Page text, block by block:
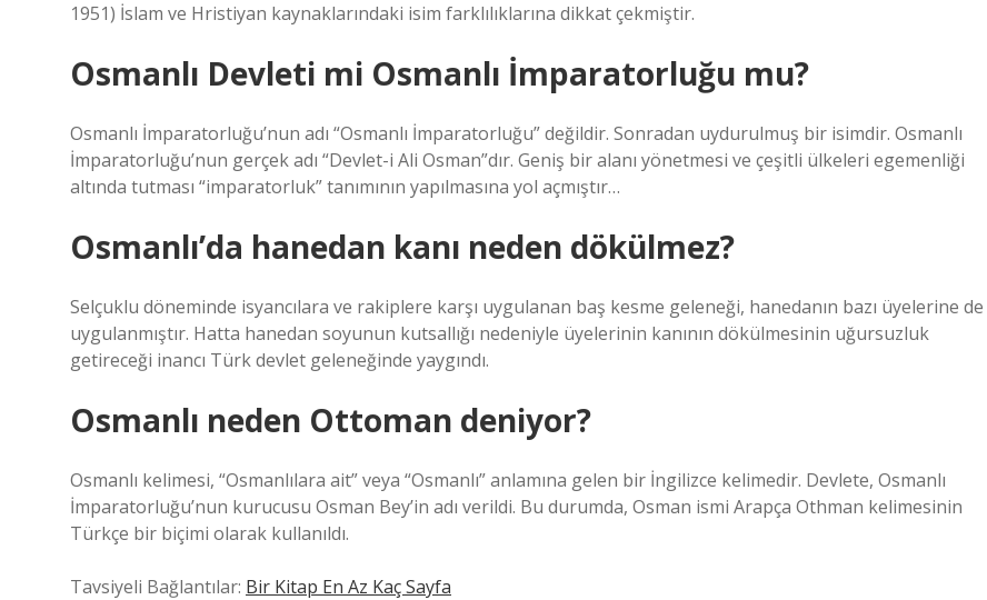
1951) İslam ve Hristiyan kaynaklarındaki isim farklılıklarına dikkat çekmiştir.
Osmanlı Devleti mi Osmanlı İmparatorluğu mu?
Osmanlı İmparatorluğu’nun adı “Osmanlı İmparatorluğu” değildir. Sonradan uydurulmuş bir isimdir. Osmanlı
İmparatorluğu’nun gerçek adı “Devlet-i Ali Osman”dır. Geniş bir alanı yönetmesi ve çeşitli ülkeleri egemenliği
altında tutması “imparatorluk” tanımının yapılmasına yol açmıştır…
Osmanlı’da hanedan kanı neden dökülmez?
Selçuklu döneminde isyancılara ve rakiplere karşı uygulanan baş kesme geleneği, hanedanın bazı üyelerine de
uygulanmıştır. Hatta hanedan soyunun kutsallığı nedeniyle üyelerinin kanının dökülmesinin uğursuzluk
getireceği inancı Türk devlet geleneğinde yaygındı.
Osmanlı neden Ottoman deniyor?
Osmanlı kelimesi, “Osmanlılara ait” veya “Osmanlı” anlamına gelen bir İngilizce kelimedir. Devlete, Osmanlı
İmparatorluğu’nun kurucusu Osman Bey’in adı verildi. Bu durumda, Osman ismi Arapça Othman kelimesinin
Türkçe bir biçimi olarak kullanıldı.
Tavsiyeli Bağlantılar: Bir Kitap En Az Kaç Sayfa